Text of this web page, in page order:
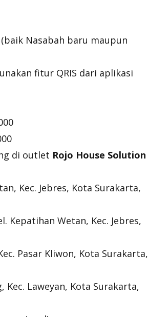
Nasabah baru maupun
fitur QRIS dari aplikasi
di outlet Rojo House Solution
Kec. Jebres, Kota Surakarta,
Kepatihan Wetan, Kec. Jebres,
Pasar Kliwon, Kota Surakarta,
Kec. Laweyan, Kota Surakarta,